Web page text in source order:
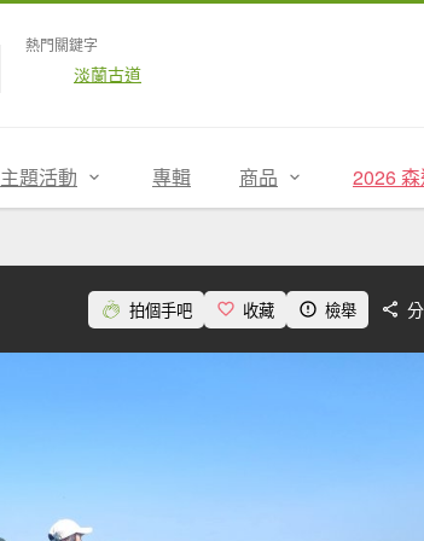
熱門關鍵字
淡蘭古道
主題活動 專輯 商品 2026
拍個手吧 收藏 檢舉